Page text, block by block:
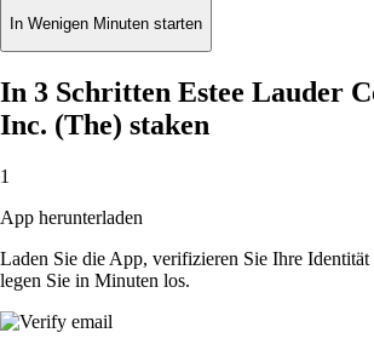
In Wenigen Minuten starten
In 3 Schritten Estee Lauder
Inc. (The) staken
1
App herunterladen
Laden Sie die App, verifizieren Sie Ihre Identität
legen Sie in Minuten los.